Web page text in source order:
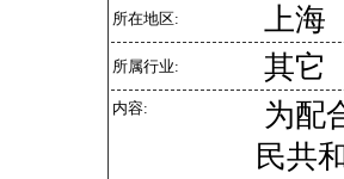
所在地区: 上海
所属行业: 其它
内容:
为配
民共